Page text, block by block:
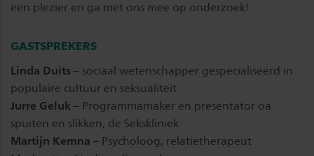
een plezier en ga met ons mee op onderzoek!
GASTSPREKERS
Linda Duits – sociaal wetenschapper gespecialiseerd in
populaire cultuur en seksualiteit
Jurre Geluk – Programmamaker en presentator oa
spuiten en slikken, de Sekskliniek
Martijn Kemna – Psycholoog, relatietherapeut